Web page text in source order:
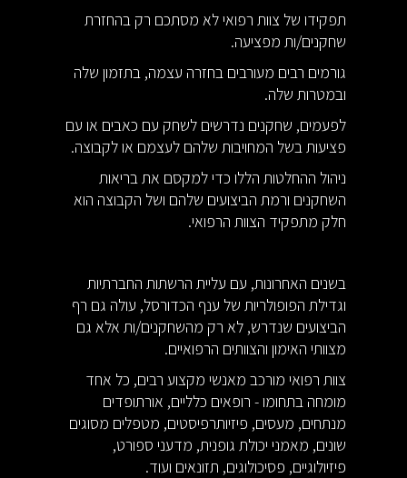
תפקידו של צוות רפואי לא מסתכם רק בהחזרת
שחקנים/ות מפציעה.
גורמים רבים מעורבים בחזרה עצמה, בתזמון שלה
ובמטרות שלה.
לפעמים, שחקנים נדרשים לשחק עם כאבים או עם
פציעות בשל המחויבות שלהם לעצמם או לקבוצה.
ניהול ההחלטות הללו כדי למקסם את בריאות
השחקנים ורמת הביצועים שלהם ושל הקבוצה הוא
חלק מתפקיד הצוות הרפואי.
בשנים האחרונות, עם עליית הרשתות החברתיות
וגדילת הפופולריות של ענף הכדורסל, עולה גם רף
הביצועים שנדרש, לא רק מהשחקנים/ות אלא גם
מצוותי האימון והצוותים הרפואיים.
צוות רפואי מורכב מאנשי מקצוע רבים, כל אחד
מומחה בתחומו - רופאים כלליים, אורתופדים
מנתחים, מעסים, פיזיותרפיסטים, מטפלים מסוגים
שונים, מאמני יכולת גופנית, מדעני ספורט,
פיזיולוגיים, פסיכולוגים, תזונאים ועוד.